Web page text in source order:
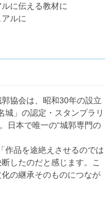
に伝える教材に
ルに
協会は、昭和30年の設立
城」の認定・スタンプラリ
日本で唯一の“城郭専門の
作品を途絶えさせるのでは
したのだと感じます。こ
の継承そのものにつなが